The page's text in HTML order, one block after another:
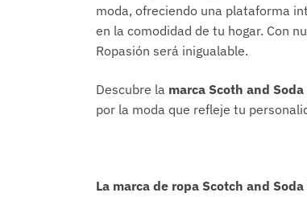
moda, ofreciendo una plataforma
en la comodidad de tu hogar. Con
Ropasión será inigualable.
Descubre la marca Scoth and
por la moda que refleje tu
La marca de ropa Scotch and